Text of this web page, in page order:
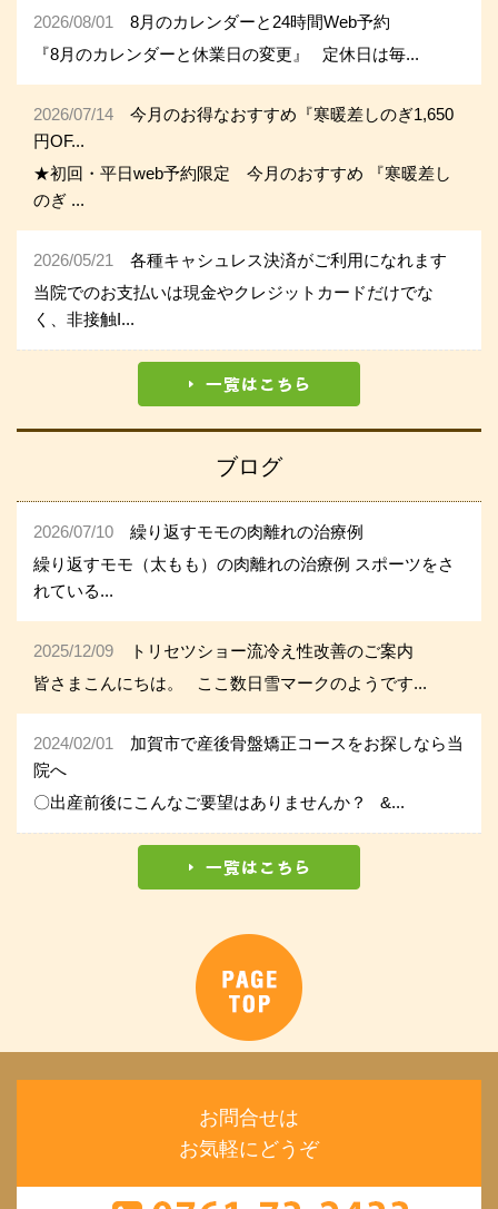
2026/08/01
8月のカレンダーと24時間Web予約
『8月のカレンダーと休業日の変更』 定休日は毎...
2026/07/14
今月のお得なおすすめ『寒暖差しのぎ1,650
円OF...
★初回・平日web予約限定 今月のおすすめ 『寒暖差し
のぎ ...
2026/05/21
各種キャシュレス決済がご利用になれます
当院でのお支払いは現金やクレジットカードだけでな
く、非接触I...
ブログ
2026/07/10
繰り返すモモの肉離れの治療例
繰り返すモモ（太もも）の肉離れの治療例 スポーツをさ
れている...
2025/12/09
トリセツショー流冷え性改善のご案内
皆さまこんにちは。 ここ数日雪マークのようです...
2024/02/01
加賀市で産後骨盤矯正コースをお探しなら当
院へ
〇出産前後にこんなご要望はありませんか？ &...
お問合せは
お気軽にどうぞ